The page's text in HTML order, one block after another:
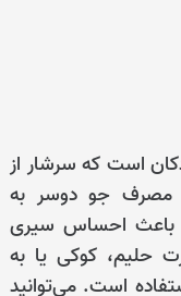
است که سرشار از
مصرف جو دوسر به
احساس سیری
حلیم، کوکی یا به
است. می‌توانید